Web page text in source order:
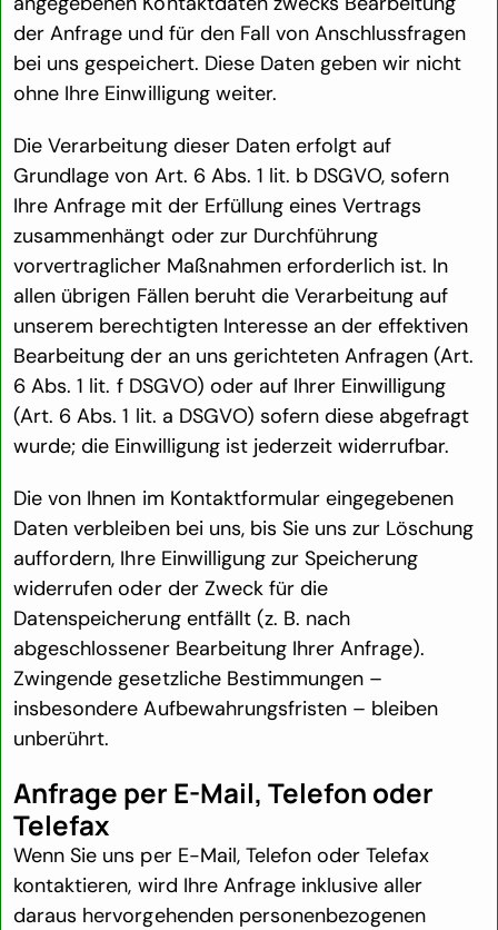
der Anfrage und für den Fall von Anschlussfragen
bei uns gespeichert. Diese Daten geben wir nicht
ohne Ihre Einwilligung weiter.
Die Verarbeitung dieser Daten erfolgt auf
Grundlage von Art. 6 Abs. 1 lit. b DSGVO, sofern
Ihre Anfrage mit der Erfüllung eines Vertrags
zusammenhängt oder zur Durchführung
vorvertraglicher Maßnahmen erforderlich ist. In
allen übrigen Fällen beruht die Verarbeitung auf
unserem berechtigten Interesse an der effektiven
Bearbeitung der an uns gerichteten Anfragen (Art.
6 Abs. 1 lit. f DSGVO) oder auf Ihrer Einwilligung
(Art. 6 Abs. 1 lit. a DSGVO) sofern diese abgefragt
wurde; die Einwilligung ist jederzeit widerrufbar.
Die von Ihnen im Kontaktformular eingegebenen
Daten verbleiben bei uns, bis Sie uns zur Löschung
auffordern, Ihre Einwilligung zur Speicherung
widerrufen oder der Zweck für die
Datenspeicherung entfällt (z. B. nach
abgeschlossener Bearbeitung Ihrer Anfrage).
Zwingende gesetzliche Bestimmungen –
insbesondere Aufbewahrungsfristen – bleiben
unberührt.
Anfrage per E-Mail, Telefon oder
Telefax
Wenn Sie uns per E-Mail, Telefon oder Telefax
kontaktieren, wird Ihre Anfrage inklusive aller
daraus hervorgehenden personenbezogenen